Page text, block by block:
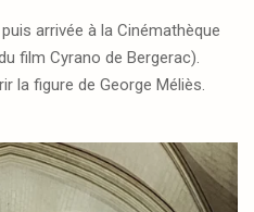
arrivée à la Cinémathèque
film Cyrano de Bergerac).
la figure de George Méliès.